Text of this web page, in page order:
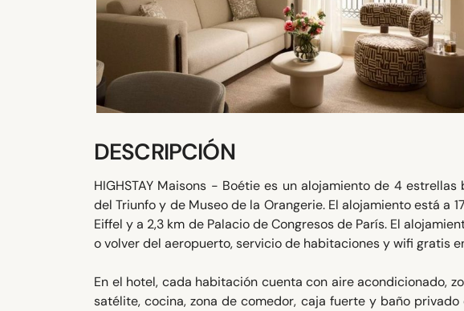
DESCRIPCIÓN
HIGHSTAY Maisons - Boétie es un alojamiento de 4
del Triunfo y de Museo de la Orangerie. El alojamiento está a
Eiffel y a 2,3 km de Palacio de Congresos de París. El
o volver del aeropuerto, servicio de habitaciones y wifi gratis
En el hotel, cada habitación cuenta con aire acondicionado,
satélite, cocina, zona de comedor, caja fuerte y baño